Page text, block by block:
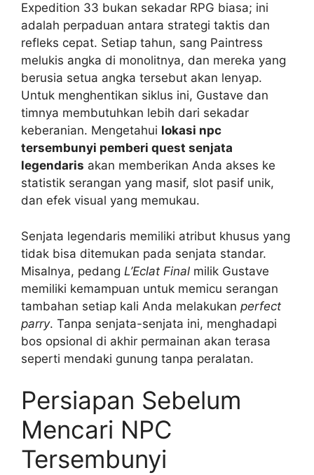
Expedition 33 bukan sekadar RPG biasa; ini
adalah perpaduan antara strategi taktis dan
refleks cepat. Setiap tahun, sang Paintress
melukis angka di monolitnya, dan mereka yang
berusia setua angka tersebut akan lenyap.
Untuk menghentikan siklus ini, Gustave dan
timnya membutuhkan lebih dari sekadar
keberanian. Mengetahui lokasi npc
tersembunyi pemberi quest senjata
legendaris akan memberikan Anda akses ke
statistik serangan yang masif, slot pasif unik,
dan efek visual yang memukau.
Senjata legendaris memiliki atribut khusus yang
tidak bisa ditemukan pada senjata standar.
Misalnya, pedang L’Eclat Final milik Gustave
memiliki kemampuan untuk memicu serangan
tambahan setiap kali Anda melakukan perfect
parry. Tanpa senjata-senjata ini, menghadapi
bos opsional di akhir permainan akan terasa
seperti mendaki gunung tanpa peralatan.
Persiapan Sebelum
Mencari NPC
Tersembunyi